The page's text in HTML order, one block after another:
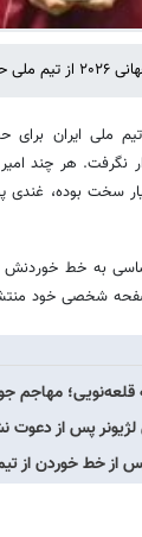
کرد.
نگرفت. هر چند
سخت بوده، غندی
به خط خوردنش
شخصی خود
مهاجم
پس از دعوت
از خط خوردن از